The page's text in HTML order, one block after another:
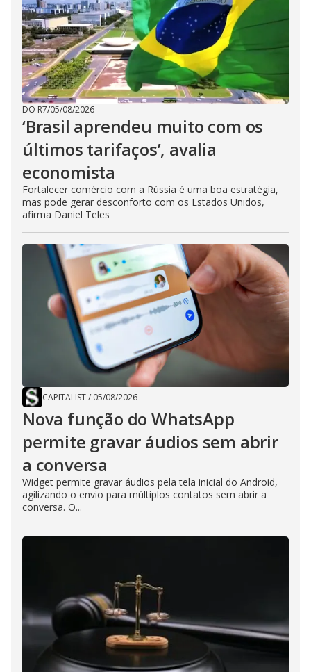
DO R7/05/08/2026
‘Brasil aprendeu muito com os
últimos tarifaços’, avalia
economista
Fortalecer comércio com a Rússia é uma boa estratégia,
mas pode gerar desconforto com os Estados Unidos,
afirma Daniel Teles
CAPITALIST/ 05/08/2026
Nova função do WhatsApp
permite gravar áudios sem abrir
a conversa
Widget permite gravar áudios pela tela inicial do Android,
agilizando o envio para múltiplos contatos sem abrir a
conversa. O...